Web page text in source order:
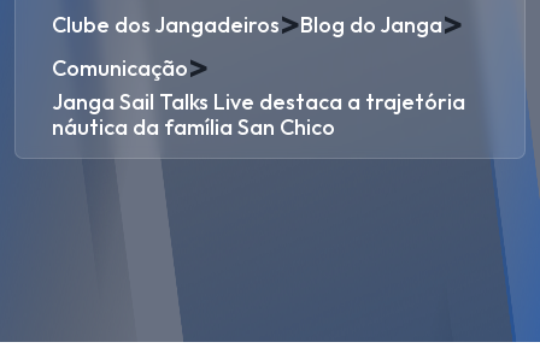
Clube dos Jangadeiros>Blog do Janga>
Comunicação>
Janga Sail Talks Live destaca a trajetória
náutica da família San Chico